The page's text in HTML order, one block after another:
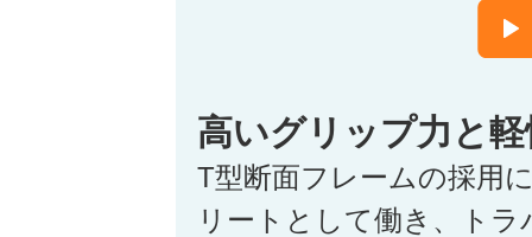
高いグリップ力と
T型断面フレームの採用
リートとして働き、ト